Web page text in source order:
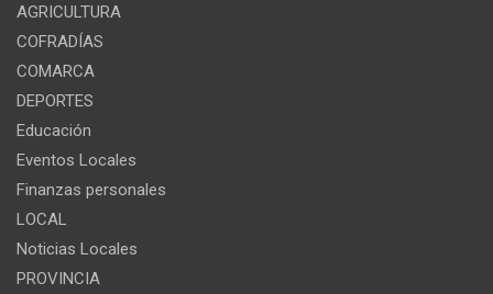
AGRICULTURA
COFRADÍAS
COMARCA
DEPORTES
Educación
Eventos Locales
Finanzas personales
LOCAL
Noticias Locales
PROVINCIA